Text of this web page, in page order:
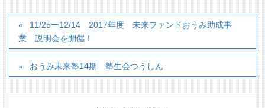
11/25ー12/14 2017年度 未来ファンドおうみ助成事
業 説明会を開催！
おうみ未来塾14期 塾生会つうしん